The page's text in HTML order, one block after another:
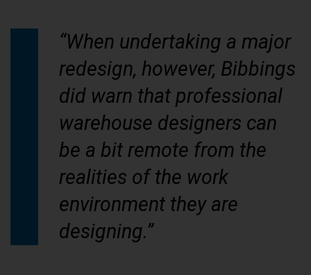
“When undertaking a major
redesign, however, Bibbings
did warn that professional
warehouse designers can
be a bit remote from the
realities of the work
environment they are
designing.”